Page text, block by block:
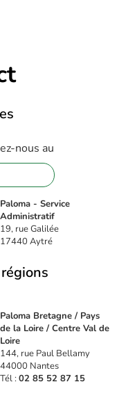
nous au
Paloma - Service
Administratif
19, rue Galilée
17440 Aytré
Paloma Bretagne / Pays
de la Loire / Centre Val de
Loire
144, rue Paul Bellamy
44000 Nantes
Tél : 02 85 52 87 15